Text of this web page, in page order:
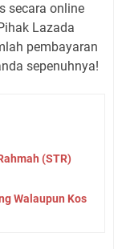
secara online
Lazada
pembayaran
sepenuhnya!
(STR)
Walaupun Kos